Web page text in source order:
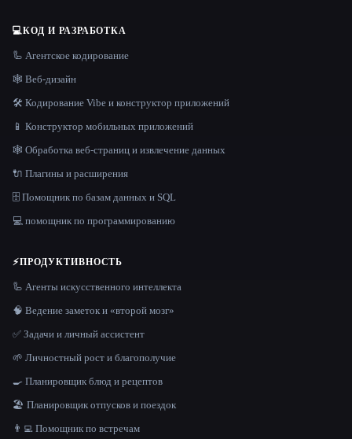
💻КОД И РАЗРАБОТКА
🦾 Агентское кодирование
🕸 Веб-дизайн
🛠️ Кодирование Vibe и конструктор приложений
📱 Конструктор мобильных приложений
🕸️ Обработка веб-страниц и извлечение данных
🔌 Плагины и расширения
🗄️ Помощник по базам данных и SQL
💻 помощник по программированию
⚡ПРОДУКТИВНОСТЬ
🦾 Агенты искусственного интеллекта
🧠 Ведение заметок и «второй мозг»
✅ Задачи и личный ассистент
🌱 Личностный рост и благополучие
🍳 Планировщик блюд и рецептов
🏖 Планировщик отпусков и поездок
👨‍💻 Помощник по встречам